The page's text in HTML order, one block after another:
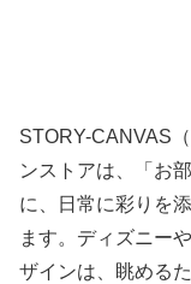
STORY-CANVAS
ンストアは、「お
に、日常に彩りを
ます。ディズニー
ザインは、眺める